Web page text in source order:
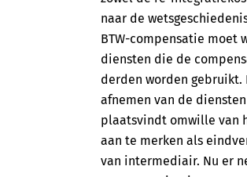
naar de
BTW-compensatie moet
diensten die de
derden worden gebruikt.
afnemen van de
plaatsvindt omwille van
aan te merken als
van intermediair. Nu er